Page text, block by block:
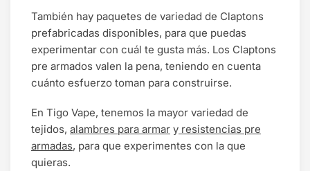
También hay paquetes de variedad de Claptons
prefabricadas disponibles, para que puedas
experimentar con cuál te gusta más. Los Claptons
pre armados valen la pena, teniendo en cuenta
cuánto esfuerzo toman para construirse.
En Tigo Vape, tenemos la mayor variedad de
tejidos, alambres para armar y resistencias pre
armadas, para que experimentes con la que
quieras.